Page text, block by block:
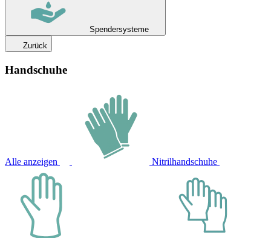
Spendersysteme
Zurück
Handschuhe
Alle anzeigen Nitrilhandschuhe